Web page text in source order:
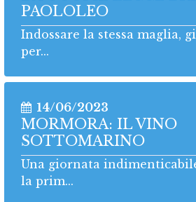
PAOLOLEO
Indossare la stessa maglia,
per...
14/06/2023
MORMORA: IL VINO
SOTTOMARINO
Una giornata
la prim...